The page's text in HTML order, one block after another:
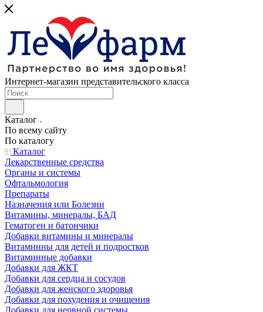
Интернет-магазин представительского класса
Каталог
По всему сайту
По каталогу
Каталог
Лекарственные средства
Органы и системы
Офтальмология
Препараты
Назначения или Болезни
Витамины, минералы, БАД
Гематоген и батончики
Добавки витамины и минералы
Витаминны для детей и подростков
Витаминные добавки
Добавки для ЖКТ
Добавки для сердца и сосудов
Добавки для женского здоровья
Добавки для похудения и очищения
Добавки для нервной системы